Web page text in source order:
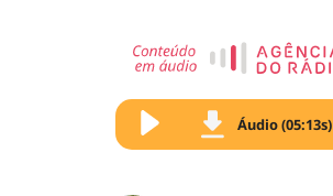
Áudio (05:13s)